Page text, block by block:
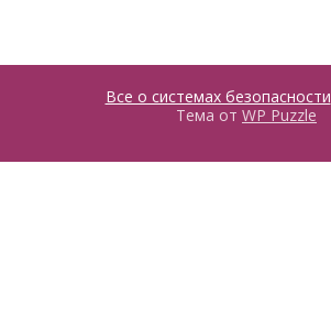
Все о системах безопасности
Тема от WP Puzzle